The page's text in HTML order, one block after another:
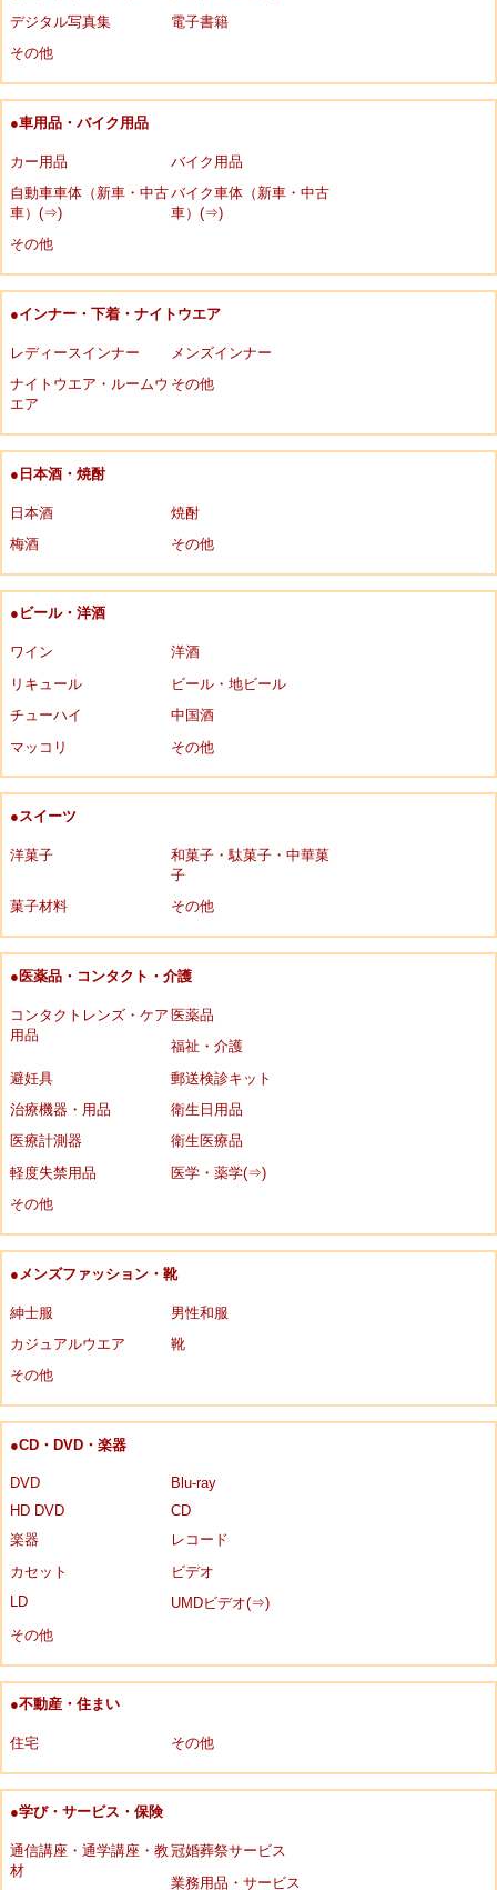
デジタル写真集
電子書籍
その他
●車用品・バイク用品
カー用品
バイク用品
自動車車体（新車・中古
車）(⇒)
バイク車体（新車・中古
車）(⇒)
その他
●インナー・下着・ナイトウエア
レディースインナー
メンズインナー
ナイトウエア・ルームウ
エア
その他
●日本酒・焼酎
日本酒
焼酎
梅酒
その他
●ビール・洋酒
ワイン
洋酒
リキュール
ビール・地ビール
チューハイ
中国酒
マッコリ
その他
●スイーツ
洋菓子
和菓子・駄菓子・中華菓
子
菓子材料
その他
●医薬品・コンタクト・介護
コンタクトレンズ・ケア
用品
医薬品
福祉・介護
避妊具
郵送検診キット
治療機器・用品
衛生日用品
医療計測器
衛生医療品
軽度失禁用品
医学・薬学(⇒)
その他
●メンズファッション・靴
紳士服
男性和服
カジュアルウエア
靴
その他
●CD・DVD・楽器
DVD
Blu-ray
HD DVD
CD
楽器
レコード
カセット
ビデオ
LD
UMDビデオ(⇒)
その他
●不動産・住まい
住宅 その他
●学び・サービス・保険
通信講座・通学講座・教
材
冠婚葬祭サービス
業務用品・サービス